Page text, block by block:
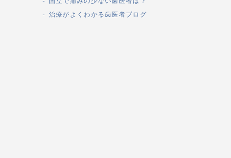
治療がよくわかる歯医者ブログ